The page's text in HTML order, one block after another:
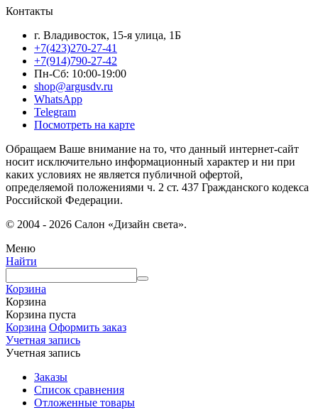
Контакты
г. Владивосток, 15-я улица, 1Б
+7(423)270-27-41
+7(914)790-27-42
Пн-Сб: 10:00-19:00
shop@argusdv.ru
WhatsApp
Telegram
Посмотреть на карте
Обращаем Ваше внимание на то, что данный интернет-сайт
носит исключительно информационный характер и ни при
каких условиях не является публичной офертой,
определяемой положениями ч. 2 ст. 437 Гражданского кодекса
Российской Федерации.
© 2004 - 2026 Салон «Дизайн света».
Меню
Найти
Корзина
Корзина
Корзина пуста
Корзина Оформить заказ
Учетная запись
Учетная запись
Заказы
Список сравнения
Отложенные товары